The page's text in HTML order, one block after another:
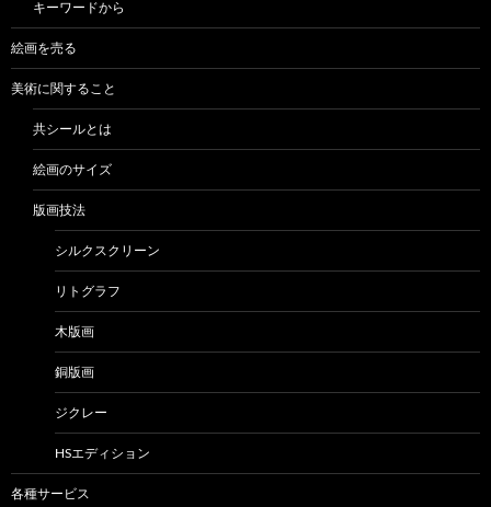
キーワードから
絵画を売る
美術に関すること
共シールとは
絵画のサイズ
版画技法
シルクスクリーン
リトグラフ
木版画
銅版画
ジクレー
HSエディション
各種サービス